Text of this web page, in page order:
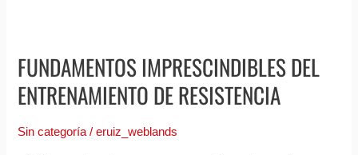
FUNDAMENTOS IMPRESCINDIBLES DEL
ENTRENAMIENTO DE RESISTENCIA
Sin categoría/eruiz_weblands
Fundamentos
imprescindibles
del
entrenamiento